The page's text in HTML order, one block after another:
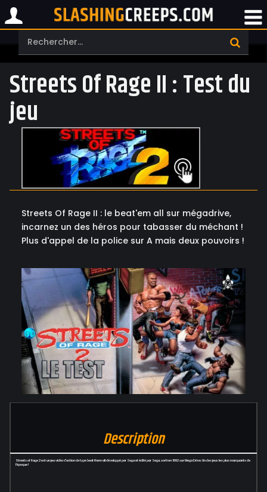
Streets Of Rage II : Test du
jeu
Streets Of Rage II : le beat'em all sur mégadrive,
incarnez un des héros pour tabasser du méchant !
Plus d'appel de la police sur A mais deux pouvoirs !
Description
Streets of Rage 2 est un jeu vidéo d'action de type beat them all développé par Sega et édité par Sega, sorti en 1992 sur Mega Drive. Un des jeux les plus marquants de
l'époque !